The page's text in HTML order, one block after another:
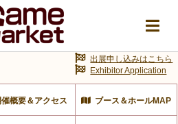
催概要＆アクセス ブース＆ホールMAP
出展申し込みはこちら
Exhibitor Application